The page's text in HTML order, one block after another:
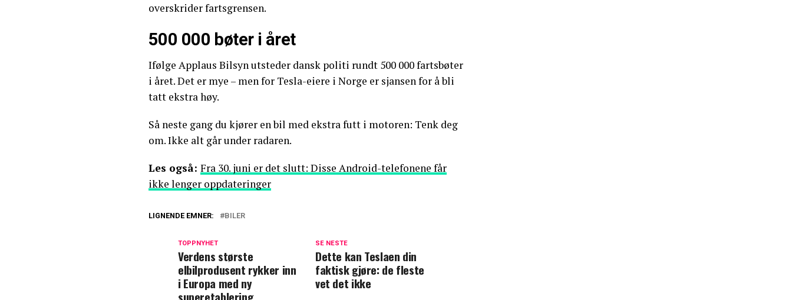
overskrider fartsgrensen.
500 000 bøter i året
Ifølge Applaus Bilsyn utsteder dansk politi rundt 500 000 fartsbøter
i året. Det er mye – men for Tesla-eiere i Norge er sjansen for å bli
tatt ekstra høy.
Så neste gang du kjører en bil med ekstra futt i motoren: Tenk deg
om. Ikke alt går under radaren.
Les også: Fra 30. juni er det slutt: Disse Android-telefonene får
ikke lenger oppdateringer
LIGNENDE EMNER: BILER
SE NESTE
Dette kan Teslaen din
faktisk gjøre: de fleste
vet det ikke
TOPPNYHET
Verdens største
elbilprodusent rykker inn
i Europa med ny